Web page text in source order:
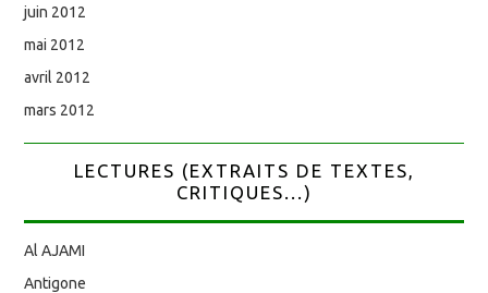
juin 2012
mai 2012
avril 2012
mars 2012
LECTURES (EXTRAITS DE TEXTES,
CRITIQUES...)
Al AJAMI
Antigone